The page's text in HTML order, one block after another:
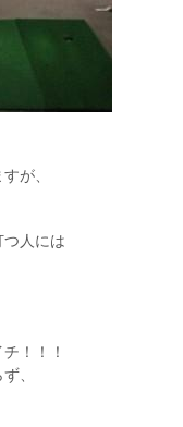
が、
人には
！！！
、